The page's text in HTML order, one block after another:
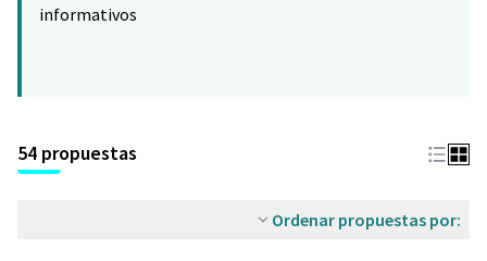
informativos
54 propuestas
Ordenar propuestas por: